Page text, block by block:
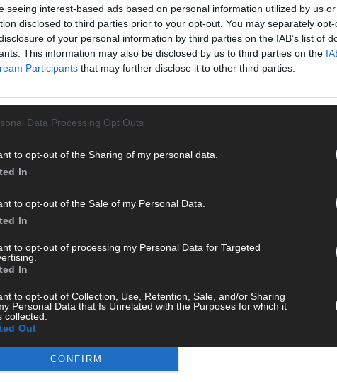
seeing interest-based ads based on personal information utilized by us
disclosed to third parties prior to your opt-out. You may separately
of your personal information by third parties on the IAB’s list of
This information may also be disclosed by us to third parties on the
Participants that may further disclose it to other third parties.
Data Processing Opt Outs
to opt-out of the Sharing of my personal data.
In
to opt-out of the Sale of my Personal Data.
In
to opt-out of processing my Personal Data for Targeted
In
to opt-out of Collection, Use, Retention, Sale, and/or Sharing
Personal Data that Is Unrelated with the Purposes for which it
collected.
Out
CONFIRM
Klarnamen (Vor- und Nachname) und eine gültige E-Mail-
jeden Kommentar kurz. Beiträge, die unsere
Beleidigungen, Hetze, Spam oder Werbung werden nicht